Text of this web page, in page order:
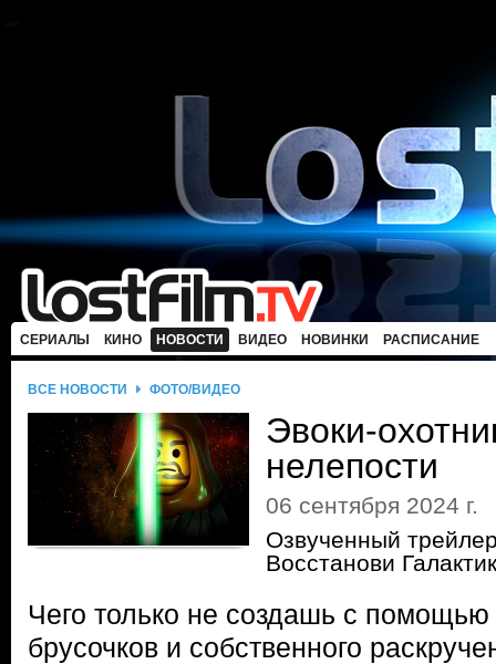
СЕРИАЛЫ КИНО НОВОСТИ ВИДЕО НОВИНКИ РАСПИСАНИЕ
ВСЕ НОВОСТИ ФОТО/ВИДЕО
Эвоки-
нелепости
06 сентября 2024 г.
Озвученный
Восстанови
Чего только не создашь с помощью
брусочков и собственного